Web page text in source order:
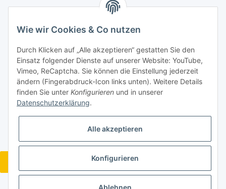
* Alle Preise inkl. gesetzlicher USt., zzgl.Versand
Wie wir Cookies & Co nutzen
Durch Klicken auf „Alle akzeptieren“ gestatten Sie den
Einsatz folgender Dienste auf unserer Website: YouTube,
Vimeo, ReCaptcha. Sie können die Einstellung jederzeit
ändern (Fingerabdruck-Icon links unten). Weitere Details
finden Sie unter Konfigurieren und in unserer
Datenschutzerklärung.
Alle akzeptieren
Konfigurieren